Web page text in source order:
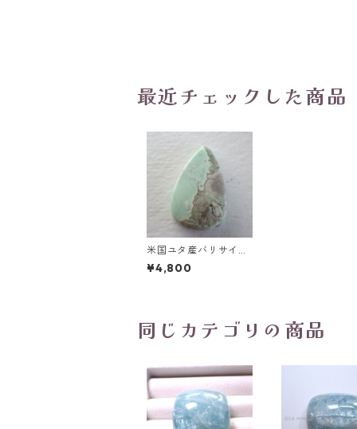
最近チェックした商品
米国ユタ産バリサイト
ペアシェイプカボショ
ンルース 8.7ct 20.6m
¥4,800
同じカテゴリの商品